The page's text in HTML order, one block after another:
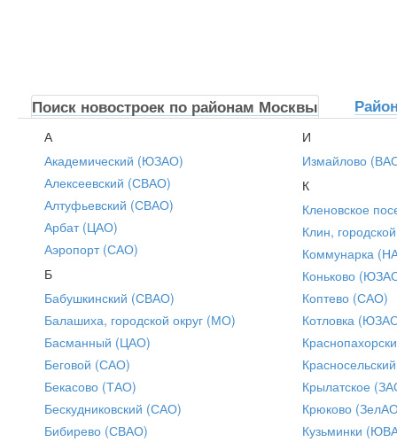
Поиск новостроек по районам Москвы
А
Академический (ЮЗАО)
Алексеевский (СВАО)
Алтуфьевский (СВАО)
Арбат (ЦАО)
Аэропорт (САО)
Б
Бабушкинский (СВАО)
Балашиха, городской округ (МО)
Басманный (ЦАО)
Беговой (САО)
Бекасово (ТАО)
Бескудниковский (САО)
Бибирево (СВАО)
И
Измайлово
К
Кленовское
Клин,
Коммунарка
Коньково
Коптево (САО)
Котловка
Крылатское
Крюково
Кузьминки